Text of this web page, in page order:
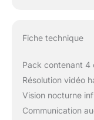
Fiche technique
Pack contenant 4
Résolution vidéo
Vision nocturne
Communication